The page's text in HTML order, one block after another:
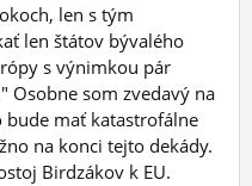
len s tým
len štátov bývalého
s výnimkou pár
Osobne som zvedavý na
mať katastrofálne
na konci tejto dekády.
Birdzákov k EU.